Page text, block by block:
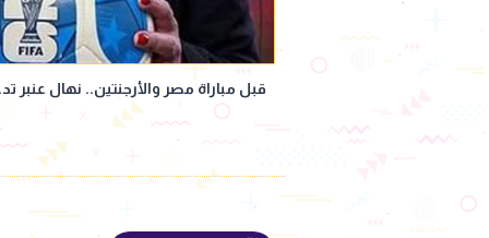
قبل مباراة مصر والأرجنتين.. نهال عنبر